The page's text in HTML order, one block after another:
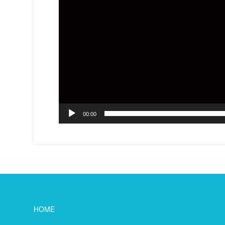
00:00
HOME